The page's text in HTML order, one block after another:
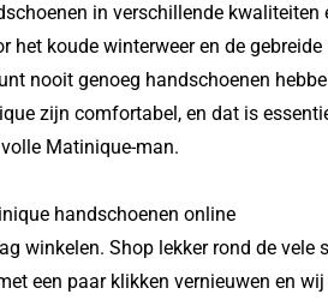
in verschillende kwaliteiten
het koude winterweer en de
nooit genoeg handschoenen
zijn comfortabel, en dat is
Matinique-man.
handschoenen online
winkelen. Shop lekker rond de vele
een paar klikken vernieuwen en